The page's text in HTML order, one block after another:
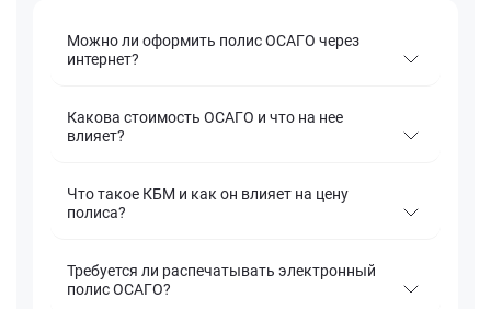
Можно ли оформить полис ОСАГО через
интернет?
Какова стоимость ОСАГО и что на нее
влияет?
Что такое КБМ и как он влияет на цену
полиса?
Требуется ли распечатывать электронный
полис ОСАГО?